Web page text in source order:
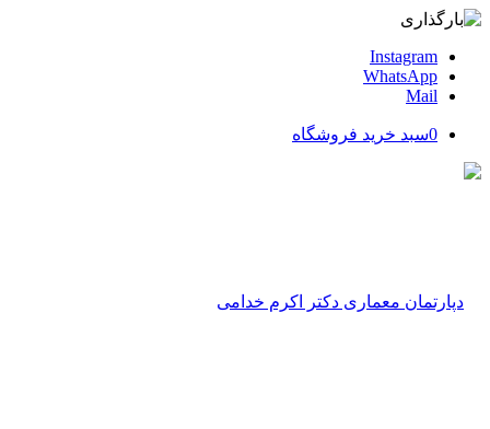
Instagram
WhatsApp
Mail
0سبد خرید فروشگاه